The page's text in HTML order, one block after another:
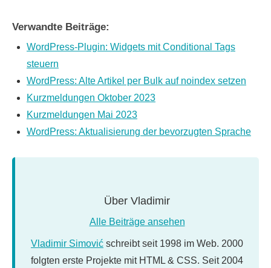
Verwandte Beiträge:
WordPress-Plugin: Widgets mit Conditional Tags
steuern
WordPress: Alte Artikel per Bulk auf noindex setzen
Kurzmeldungen Oktober 2023
Kurzmeldungen Mai 2023
WordPress: Aktualisierung der bevorzugten Sprache
Über Vladimir
Alle Beiträge ansehen
Vladimir Simović schreibt seit 1998 im Web. 2000
folgten erste Projekte mit HTML & CSS. Seit 2004